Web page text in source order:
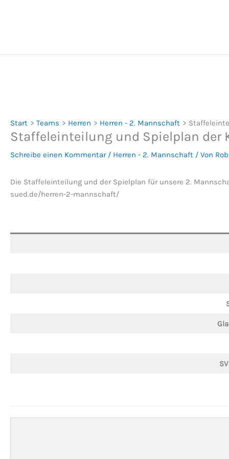
Start Teams Herren Herren - 2. Mannschaft
Staffeleinteilung und Spielplan der
Schreibe einen Kommentar / Herren - 2. Mannschaft / Von
Die Staffeleinteilung und der Spielplan für unsere 2.
sued.de/herren-2-mannschaft/